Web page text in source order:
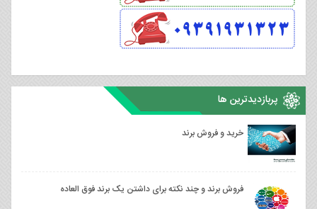
پربازدیدترین ها
خرید و فروش برند
فروش برند و چند نکته برای داشتن یک برند فوق العاده